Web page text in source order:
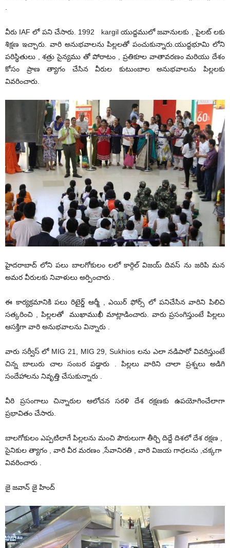
వీరు IAF లో పని చేసారు. 1992 kargil యుద్దములో జవానులకు , పైలట్ లకు
శిక్షణ ఇచ్చారు. వారి అనుభవాలను పిల్లలతో పంచుకున్నారు.యుద్దభూమి లోని
పరిస్థితులు , శత్రు సైన్యము తో పోరాటం , ప్రతికూల వాతావరణం మరియు దేశం
కోసం ప్రాణ త్యాగం చేసిన వీరుల కుటుంబాల అనుభవాలను పిల్లలకు
వివరించారు.
హైదరాబాద్ లోని పలు బాలగోకులం లలో కార్గిల్ విజయ్ దివస్ ను జరిపి మన
అమర వీరులకు నివాళులు అర్పించారు .
ఈ కార్యక్రమానికి పలు రిటైర్డ్ ఆర్మీ , ఎయిర్ ఫోర్స్ లో పనిచేసిన వారిని పిలిచి
సత్కరించి , పిల్లలతో ముఖాముఖీ మాట్లాడించారు. వారు ప్రసంగిస్తుంటే పిల్లలు
ఆసక్తిగా వారి అనుభవాలను విన్నారు .
వారు సర్వీస్ లో MIG 21, MIG 29, Sukhios లను ఎలా నడిపారో వివరిస్తుంటే
చిన్న బాలురు చాల సంబర పడ్డారు . పిల్లలు వారిని చాలా ప్రశ్నలు అడిగి
సందేహాలను నివృత్తి చేసుకున్నారు .
వీరి ప్రసంగాలు చిన్నారుల ఆలోచన సరళి దేశ రక్షణకు ఉపయోగించేలాగా
ప్రభావితం చేసారు.
బాలగోకులం ఎప్పటిలాగే పిల్లలను మంచి పౌరులుగా తీర్చి దిద్దే దిశలో దేశ రక్షణ ,
సైనికుల త్యాగం , వారి వీర మరణం ,సేవానిరతి , వారి విజయ గాధలను ,చక్కగా
వివరించారు .
జై జవాన్ జై హింద్